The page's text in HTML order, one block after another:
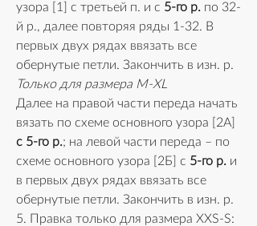
узора [1] с третьей п. и с 5-го р. по 32-
й р., далее повторяя ряды 1-32. В
первых двух рядах ввязать все
обернутые петли. Закончить в изн. р.
Только для размерa M-XL
Далее на правой части переда начать
с 5-го р.; на левой части переда – по
схеме основного узора [2Б] с 5-го р. и
в первых двух рядах ввязать все
обернутые петли. Закончить в изн. р.
5. Правка только для размера XXS-S: